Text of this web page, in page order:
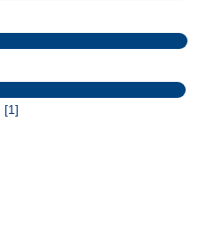
[1]